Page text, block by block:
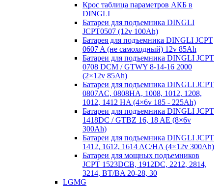
Крос таблица параметров АКБ в
DINGLI
Батареи для подъемника DINGLI
JCPT0507 (12v 100Ah)
Батарея для подъемника DINGLI JCPT
0607 A (не самоходный) 12v 85Ah
Батареи для подъемника DINGLI JCPT
0708 DCM / GTWY 8-14-16 2000
(2×12v 85Ah)
Батареи для подъемника DINGLI JCPT
0807AC, 0808HA, 1008, 1012, 1208,
1012, 1412 HA (4×6v 185 - 225Ah)
Батареи для подъемника DINGLI JCPT
1418DC / GTBZ 16, 18 AE (8×6v
300Ah)
Батареи для подъемника DINGLI JCPT
1412, 1612, 1614 AC/HA (4×12v 300Ah)
Батареи для мощных подъемников
JCPT 1523DCB, 1912DC, 2212, 2814,
3214, BT/BA 20-28, 30
LGMG